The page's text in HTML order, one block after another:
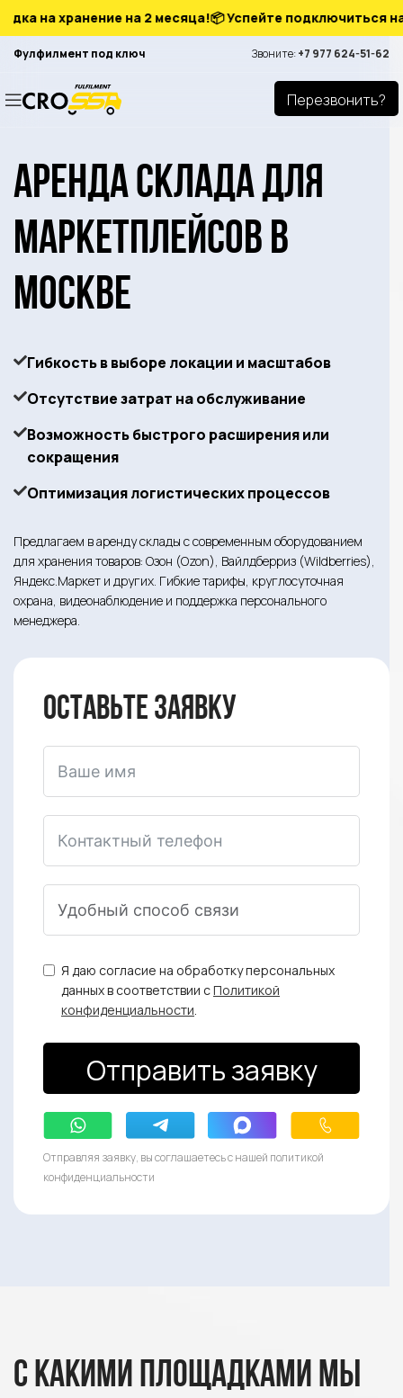
Фулфилмент под ключ Звоните:+7 977 624-51-62
Перезвонить?
Аренда склада для
маркетплейсов в
Москве
Гибкость в выборе локации и масштабов
Отсутствие затрат на обслуживание
Возможность быстрого расширения или
сокращения
Оптимизация логистических процессов
Предлагаем в аренду склады с современным оборудованием
для хранения товаров: Озон (Ozon), Вайлдберриз (Wildberries),
Яндекс.Маркет и других. Гибкие тарифы, круглосуточная
охрана, видеонаблюдение и поддержка персонального
менеджера.
Оставьте заявку
Я даю согласие на обработку персональных
данных в соответствии сПолитикой
конфиденциальности.
Отправить заявку
Отправляя заявку, вы соглашаетесь с нашей политикой
конфиденциальности
С какими площадками мы
на хранение на 2 месяца!📦 Успейте подключиться на